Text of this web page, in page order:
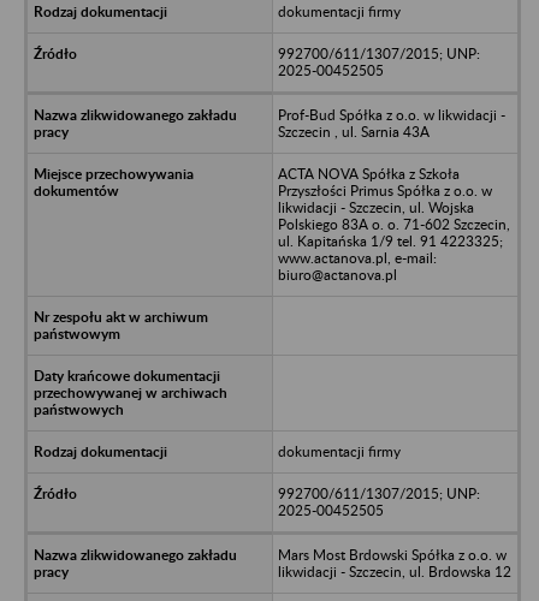
dokumentacji firmy
992700/611/1307/2015; UNP:
2025-00452505
Prof-Bud Spółka z o.o. w likwidacji -
Szczecin , ul. Sarnia 43A
ACTA NOVA Spółka z Szkoła
Przyszłości Primus Spółka z o.o. w
likwidacji - Szczecin, ul. Wojska
Polskiego 83A o. o. 71-602 Szczecin,
ul. Kapitańska 1/9 tel. 91 4223325;
www.actanova.pl, e-mail:
biuro@actanova.pl
dokumentacji firmy
992700/611/1307/2015; UNP:
2025-00452505
Mars Most Brdowski Spółka z o.o. w
likwidacji - Szczecin, ul. Brdowska 12